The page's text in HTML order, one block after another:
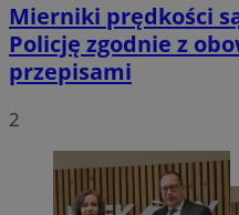
Mierniki prędkości
Policję zgodnie z
przepisami
2